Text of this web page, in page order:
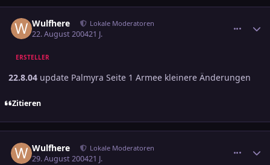
Wulfhere Lokale Moderatoren
22. August 200421 J.
ERSTELLER
22.8.04 update Palmyra Seite 1 Armee kleinere Änderungen
Zitieren
Wulfhere Lokale Moderatoren
29. August 200421 J.